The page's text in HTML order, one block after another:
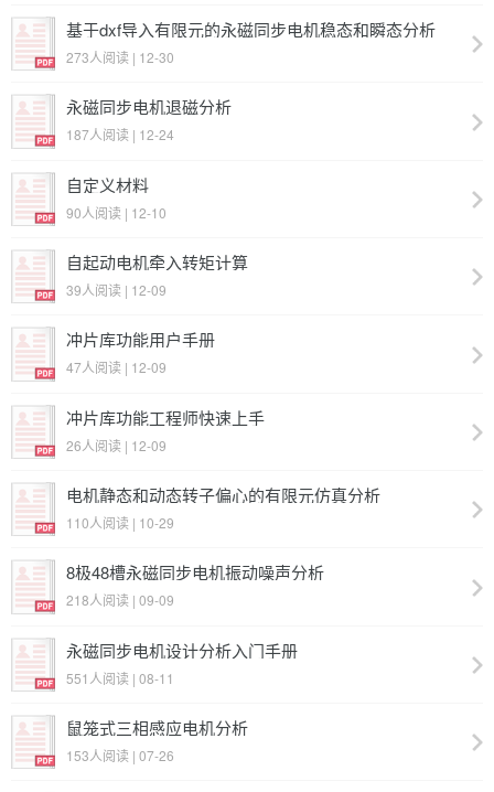
基于dxf导入有限元的永磁同步电机稳态和瞬态分析
273人阅读 | 12-30
永磁同步电机退磁分析
187人阅读 | 12-24
自定义材料
90人阅读 | 12-10
自起动电机牵入转矩计算
39人阅读 | 12-09
冲片库功能用户手册
47人阅读 | 12-09
冲片库功能工程师快速上手
26人阅读 | 12-09
电机静态和动态转子偏心的有限元仿真分析
110人阅读 | 10-29
8极48槽永磁同步电机振动噪声分析
218人阅读 | 09-09
永磁同步电机设计分析入门手册
551人阅读 | 08-11
鼠笼式三相感应电机分析
153人阅读 | 07-26